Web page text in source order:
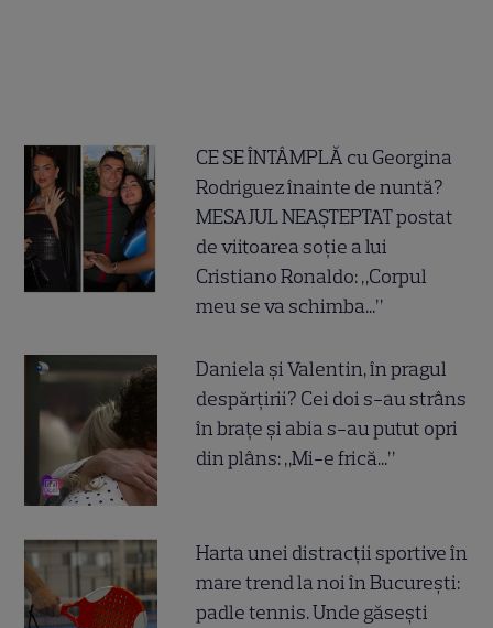
CE SE ÎNTÂMPLĂ cu Georgina
Rodriguez înainte de nuntă?
MESAJUL NEAȘTEPTAT postat
de viitoarea soție a lui
Cristiano Ronaldo: „Corpul
meu se va schimba...”
Daniela și Valentin, în pragul
despărțirii? Cei doi s-au strâns
în brațe și abia s-au putut opri
din plâns: „Mi-e frică...”
Harta unei distracții sportive în
mare trend la noi în București:
padle tennis. Unde găsești